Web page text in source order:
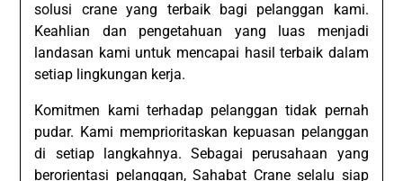
solusi crane yang terbaik bagi pelanggan kami.
Keahlian dan pengetahuan yang luas menjadi
landasan kami untuk mencapai hasil terbaik dalam
setiap lingkungan kerja.
Komitmen kami terhadap pelanggan tidak pernah
pudar. Kami memprioritaskan kepuasan pelanggan
di setiap langkahnya. Sebagai perusahaan yang
berorientasi pelanggan, Sahabat Crane selalu siap